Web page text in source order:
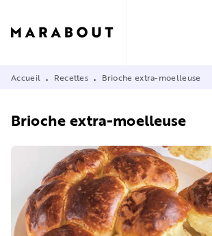
Accueil • Recettes • Brioche extra-moelleuse
Brioche extra-moelleuse